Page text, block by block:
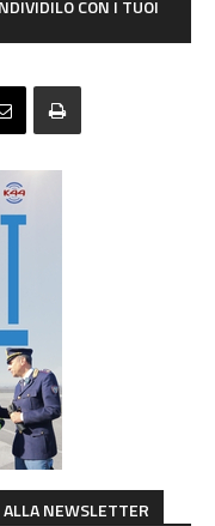
CON I TUOI
NEWSLETTER